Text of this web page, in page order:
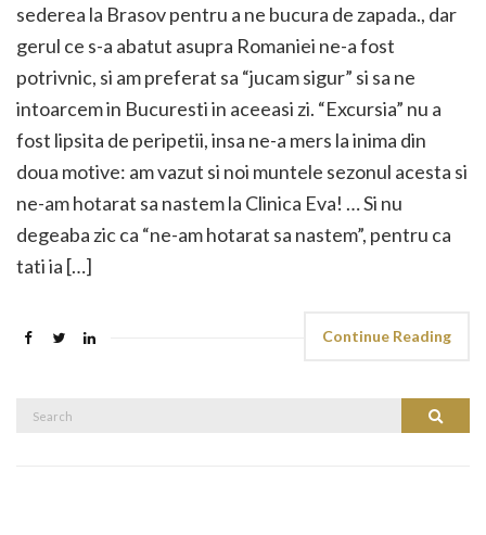
sederea la Brasov pentru a ne bucura de zapada., dar
gerul ce s-a abatut asupra Romaniei ne-a fost
potrivnic, si am preferat sa “jucam sigur” si sa ne
intoarcem in Bucuresti in aceeasi zi. “Excursia” nu a
fost lipsita de peripetii, insa ne-a mers la inima din
doua motive: am vazut si noi muntele sezonul acesta si
ne-am hotarat sa nastem la Clinica Eva! … Si nu
degeaba zic ca “ne-am hotarat sa nastem”, pentru ca
tati ia […]
Continue Reading
Search